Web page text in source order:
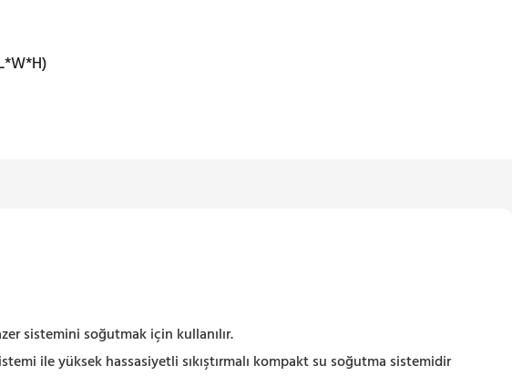
sistemini soğutmak için kullanılır.
ile yüksek hassasiyetli sıkıştırmalı kompakt su soğutma sistemidir